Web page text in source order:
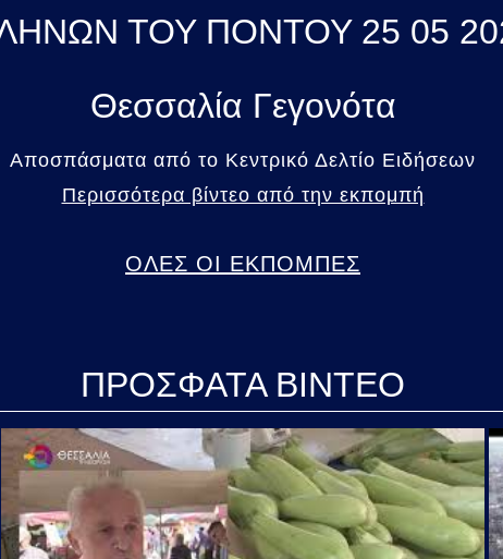
ΤΟΥ ΠΟΝΤΟΥ 25 05
Θεσσαλία Γεγονότα
Αποσπάσματα από το Κεντρικό Δελτίο Ειδήσεων
Περισσότερα βίντεο από την εκπομπή
ΟΛΕΣ ΟΙ ΕΚΠΟΜΠΕΣ
ΠΡΟΣΦΑΤΑ ΒΙΝΤΕΟ